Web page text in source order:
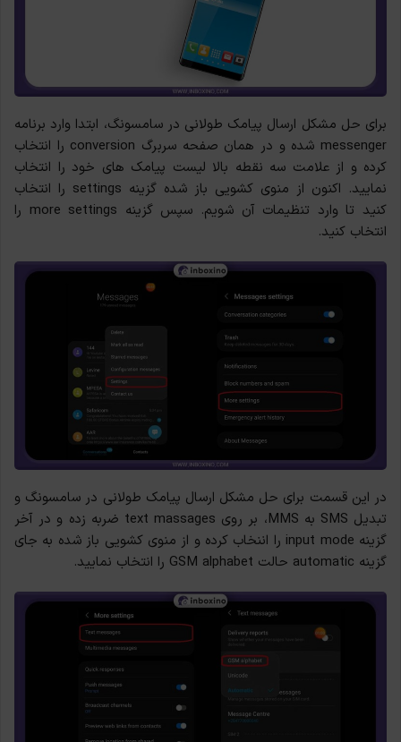
برای حل مشکل ارسال پیامک طولانی در سامسونگ، ابتدا وارد برنامه
messenger شده و در همان صفحه سربرگ conversion را انتخاب
کرده و از علامت سه نقطه بالا لیست پیامک های خود را انتخاب
نمایید. اکنون از منوی کشویی باز شده گزینه settings را انتخاب
کنید تا وارد تنظیمات آن شویم. سپس گزینه more settings را
انتخاب کنید.
در این قسمت برای حل مشکل ارسال پیامک طولانی در سامسونگ و
تبدیل SMS به MMS، بر روی text massages ضربه زده و در آخر
گزینه input mode را اننخاب کرده و از منوی کشویی باز شده به جای
گزینه automatic حالت GSM alphabet را انتخاب نمایید.